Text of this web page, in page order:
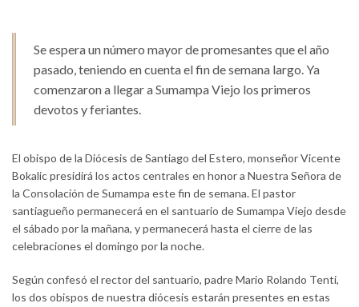
Se espera un número mayor de promesantes que el año
pasado, teniendo en cuenta el fin de semana largo. Ya
comenzaron a llegar a Sumampa Viejo los primeros
devotos y feriantes.
El obispo de la Diócesis de Santiago del Estero, monseñor Vicente
Bokalic presidirá los actos centrales en honor a Nuestra Señora de
la Consolación de Sumampa este fin de semana. El pastor
santiagueño permanecerá en el santuario de Sumampa Viejo desde
el sábado por la mañana, y permanecerá hasta el cierre de las
celebraciones el domingo por la noche.
Según confesó el rector del santuario, padre Mario Rolando Tenti,
los dos obispos de nuestra diócesis estarán presentes en estas